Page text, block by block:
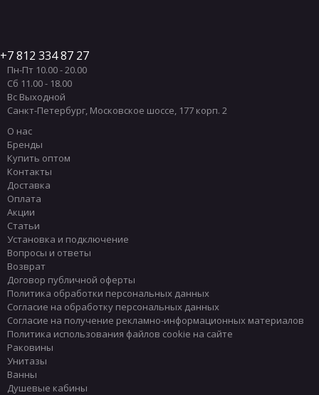
7 812 334 87 27
Пн-Пт 10.00 - 20.00
Сб 11.00 - 18.00
Вс Выходной
Санкт-Петербург, Московское шоссе, 177 корп. 2
О нас
Бренды
Купить оптом
Контакты
Доставка
Оплата
Акции
Статьи
Установка и подключение
Вопросы и ответы
Возврат
Договор публичной оферты
Политика обработки персональных данных
Согласие на обработку персональных данных
Согласие на получение рекламно-информационных материалов
Политика использования файлов cookie на сайте
Раковины
Унитазы
Ванны
Душевые кабины